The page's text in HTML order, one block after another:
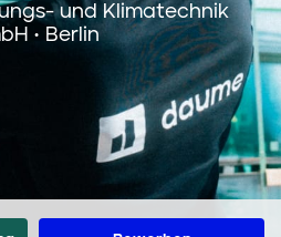
und Klimatechnik
• Berlin